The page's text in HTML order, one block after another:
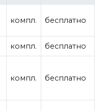
компл. бесплатно
компл. бесплатно
компл. бесплатно